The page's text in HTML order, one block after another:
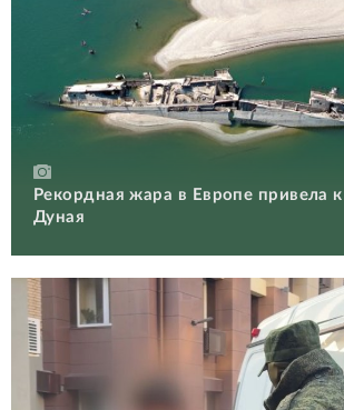
Рекордная жара в Европе привела
Дуная